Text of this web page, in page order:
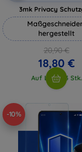
3mk Privacy
hergestellt
20,90 €
18,80 €
Auf Lager 3 Stk.
-10%